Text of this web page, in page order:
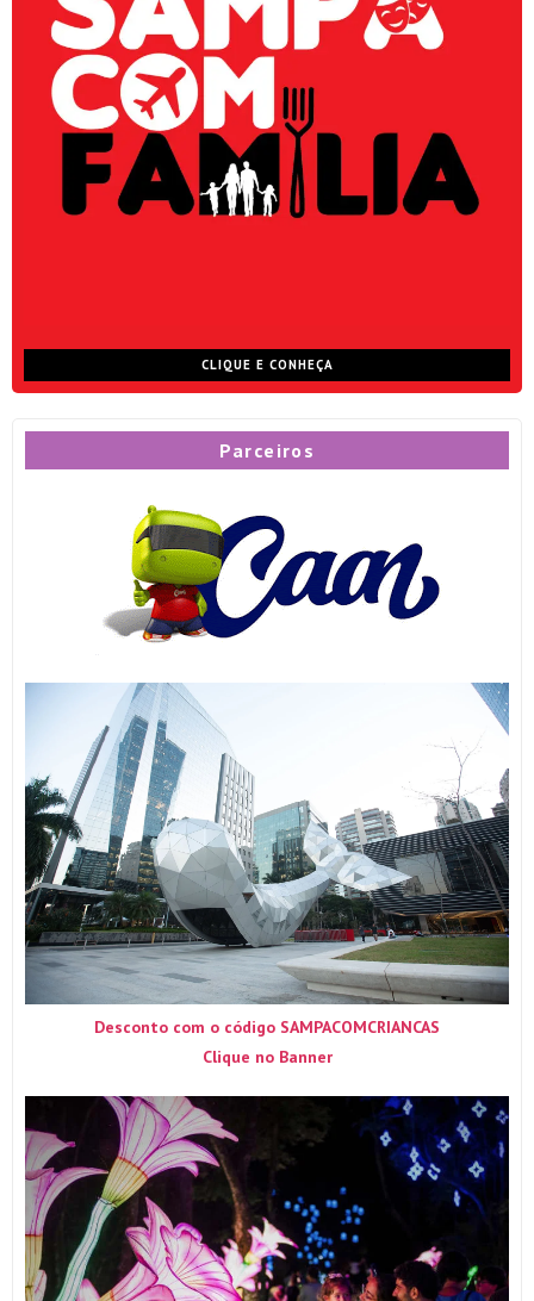
CLIQUE E CONHEÇA
Parceiros
Desconto com o código SAMPACOMCRIANCAS
Clique no Banner